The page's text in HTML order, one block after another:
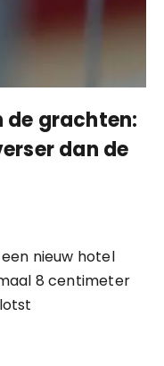
de grachten:
dan de
nieuw hotel
8 centimeter